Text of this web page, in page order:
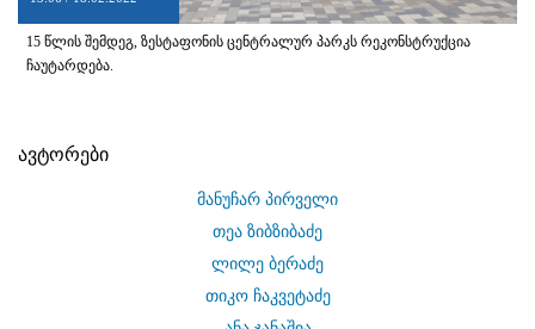
15 წლის შემდეგ, ზესტაფონის ცენტრალურ პარკს რეკონსტრუქცია
ჩაუტარდება.
ავტორები
მანუჩარ პირველი
თეა ზიბზიბაძე
ლილე ბერაძე
თიკო ჩაკვეტაძე